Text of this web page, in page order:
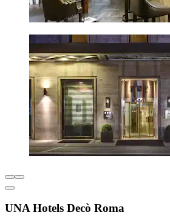
UNA Hotels Decò Roma